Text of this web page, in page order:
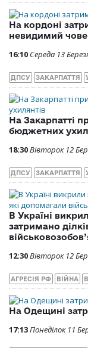
На кордоні
невидимий
16:10 Середа 13
ДПСУ ЗАКАРПАТТЯ
На Закарпатті
бюджетних
18:30Вівторок 12
ДПСУ ЗАКАРПАТТЯ
В Україні
затримано
12:30Вівторок 12
АГРЕСІЯ РФ ВІЙНА
На Одещині
17:13Понеділок 11